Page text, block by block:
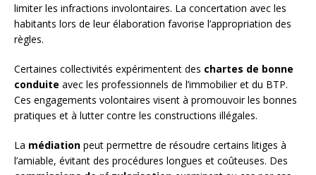
limiter les infractions involontaires. La concertation avec les
habitants lors de leur élaboration favorise l’appropriation des
règles.
Certaines collectivités expérimentent des chartes de bonne
conduite avec les professionnels de l’immobilier et du BTP.
Ces engagements volontaires visent à promouvoir les bonnes
pratiques et à lutter contre les constructions illégales.
La médiation peut permettre de résoudre certains litiges à
l’amiable, évitant des procédures longues et coûteuses. Des